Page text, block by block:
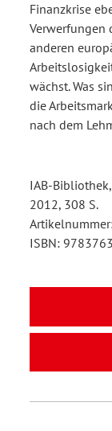
Finanzkrise
Verwerfungen
anderen
wächst. Was
die
nach dem
IAB-
2012, 308 S.
ISBN: